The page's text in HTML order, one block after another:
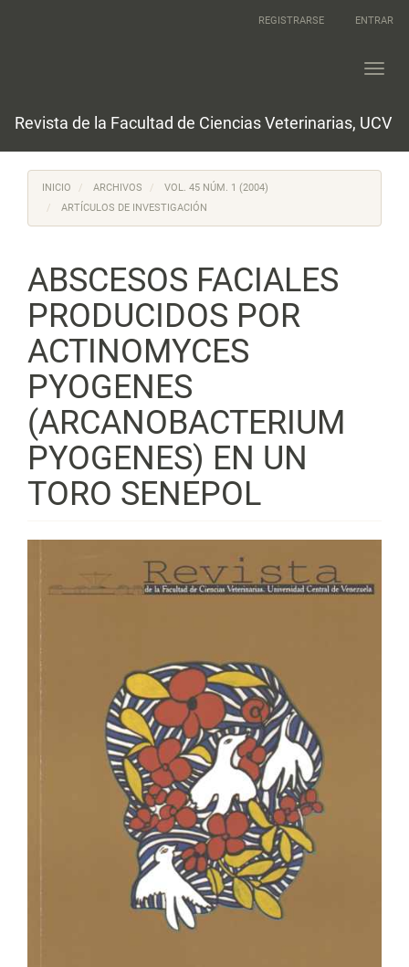
REGISTRARSE ENTRAR
Revista de la Facultad de Ciencias Veterinarias, UCV
INICIO ARCHIVOS
VOL. 45 NÚM. 1 (2004)
ARTÍCULOS DE INVESTIGACIÓN
ABSCESOS FACIALES
PRODUCIDOS POR
ACTINOMYCES
PYOGENES
(ARCANOBACTERIUM
PYOGENES) EN UN
TORO SENEPOL
lateral
del
artículo